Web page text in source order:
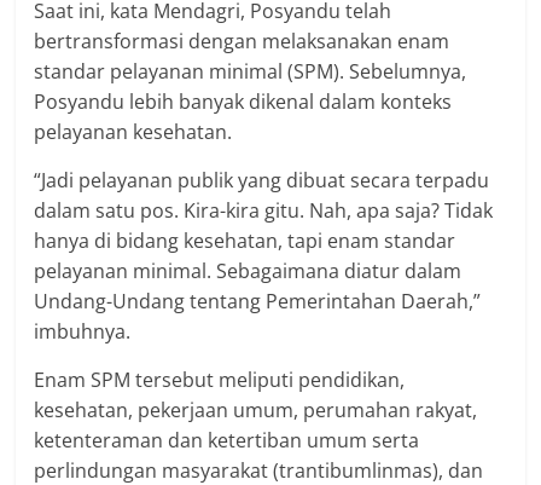
Saat ini, kata Mendagri, Posyandu telah
bertransformasi dengan melaksanakan enam
standar pelayanan minimal (SPM). Sebelumnya,
Posyandu lebih banyak dikenal dalam konteks
pelayanan kesehatan.
“Jadi pelayanan publik yang dibuat secara terpadu
dalam satu pos. Kira-kira gitu. Nah, apa saja? Tidak
hanya di bidang kesehatan, tapi enam standar
pelayanan minimal. Sebagaimana diatur dalam
Undang-Undang tentang Pemerintahan Daerah,”
imbuhnya.
Enam SPM tersebut meliputi pendidikan,
kesehatan, pekerjaan umum, perumahan rakyat,
ketenteraman dan ketertiban umum serta
perlindungan masyarakat (trantibumlinmas), dan